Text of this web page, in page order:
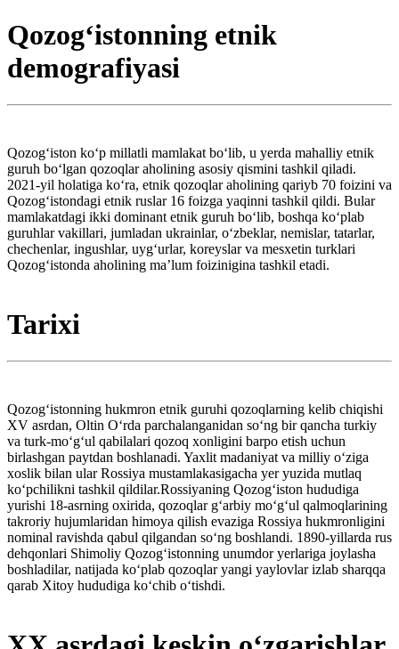
Qozogʻistonning etnik
demografiyasi
Qozogʻiston koʻp millatli mamlakat boʻlib, u yerda mahalliy etnik
guruh boʻlgan qozoqlar aholining asosiy qismini tashkil qiladi.
2021-yil holatiga koʻra, etnik qozoqlar aholining qariyb 70 foizini va
Qozogʻistondagi etnik ruslar 16 foizga yaqinni tashkil qildi. Bular
mamlakatdagi ikki dominant etnik guruh boʻlib, boshqa koʻplab
guruhlar vakillari, jumladan ukrainlar, oʻzbeklar, nemislar, tatarlar,
chechenlar, ingushlar, uygʻurlar, koreyslar va mesxetin turklari
Qozogʻistonda aholining maʼlum foizinigina tashkil etadi.
Tarixi
Qozogʻistonning hukmron etnik guruhi qozoqlarning kelib chiqishi
XV asrdan, Oltin Oʻrda parchalanganidan soʻng bir qancha turkiy
va turk-moʻgʻul qabilalari qozoq xonligini barpo etish uchun
birlashgan paytdan boshlanadi. Yaxlit madaniyat va milliy oʻziga
xoslik bilan ular Rossiya mustamlakasigacha yer yuzida mutlaq
koʻpchilikni tashkil qildilar.Rossiyaning Qozogʻiston hududiga
yurishi 18-asrning oxirida, qozoqlar gʻarbiy moʻgʻul qalmoqlarining
takroriy hujumlaridan himoya qilish evaziga Rossiya hukmronligini
nominal ravishda qabul qilgandan soʻng boshlandi. 1890-yillarda rus
dehqonlari Shimoliy Qozogʻistonning unumdor yerlariga joylasha
boshladilar, natijada koʻplab qozoqlar yangi yaylovlar izlab sharqqa
qarab Xitoy hududiga koʻchib oʻtishdi.